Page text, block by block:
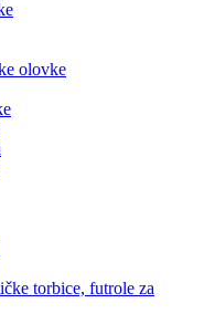
olovke
torbice, futrole za